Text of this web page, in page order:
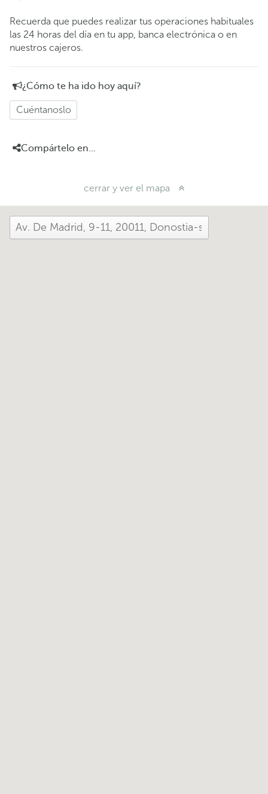
Recuerda que puedes realizar tus operaciones habituales
las 24 horas del día en tu app, banca electrónica o en
nuestros cajeros.
¿Cómo te ha ido hoy aquí?
Cuéntanoslo
Compártelo en...
cerrar y ver el mapa